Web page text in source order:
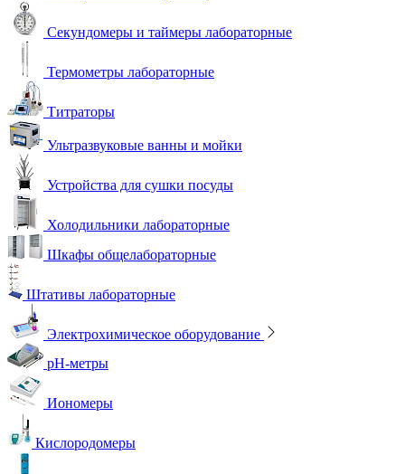
Секундомеры и таймеры лабораторные
Термометры лабораторные
Титраторы
Ультразвуковые ванны и мойки
Устройства для сушки посуды
Холодильники лабораторные
Шкафы общелабораторные
Штативы лабораторные
Электрохимическое оборудование
pH-метры
Иономеры
Кислородомеры